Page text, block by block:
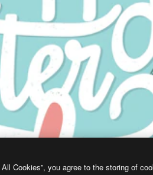
Cookies”, you agree to the storing of